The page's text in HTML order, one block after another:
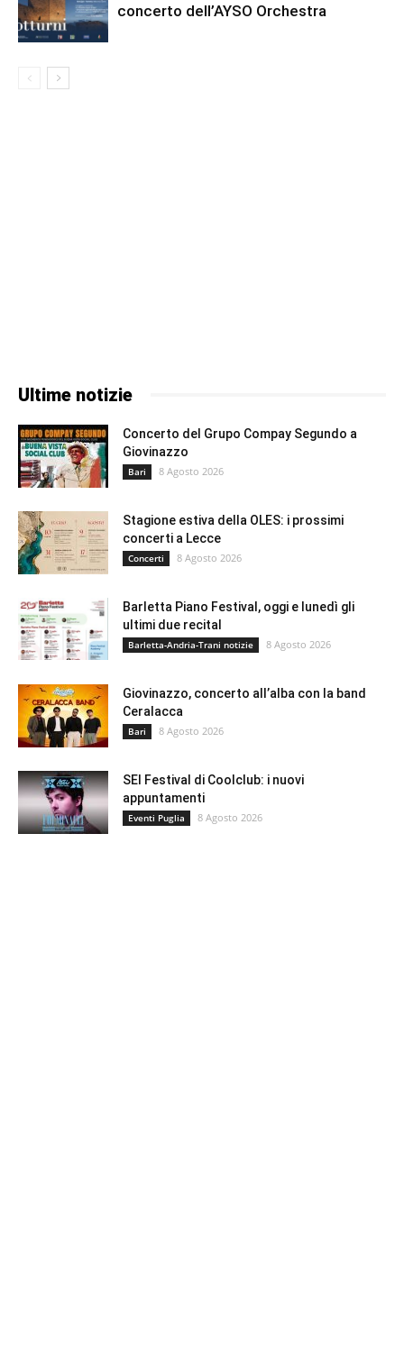
concerto dell’AYSO Orchestra
Ultime notizie
Concerto del Grupo Compay Segundo a
Giovinazzo
Bari 8 Agosto 2026
Stagione estiva della OLES: i prossimi
concerti a Lecce
Concerti 8 Agosto 2026
Barletta Piano Festival, oggi e lunedì gli
ultimi due recital
Barletta-Andria-Trani notizie 8 Agosto 2026
Giovinazzo, concerto all’alba con la band
Ceralacca
Bari 8 Agosto 2026
SEI Festival di Coolclub: i nuovi
appuntamenti
Eventi Puglia 8 Agosto 2026